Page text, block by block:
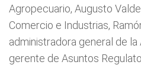
Agropecuario, Augusto
Comercio e Industrias,
administradora general de la
gerente de Asuntos